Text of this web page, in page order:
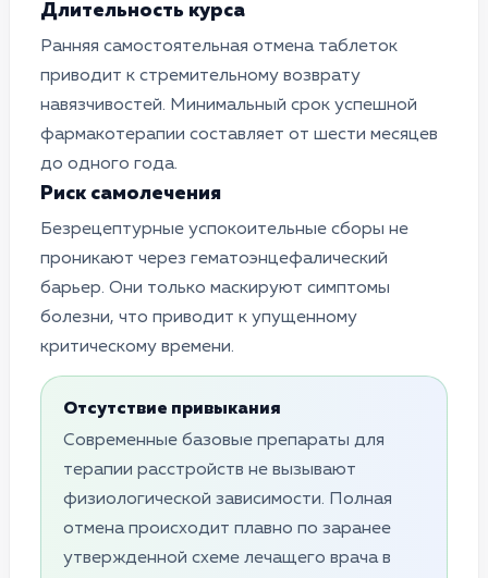
Длительность курса
Ранняя самостоятельная отмена таблеток
приводит к стремительному возврату
навязчивостей. Минимальный срок успешной
фармакотерапии составляет от шести месяцев
до одного года.
Риск самолечения
Безрецептурные успокоительные сборы не
проникают через гематоэнцефалический
барьер. Они только маскируют симптомы
болезни, что приводит к упущенному
критическому времени.
Отсутствие привыкания
Современные базовые препараты для
терапии расстройств не вызывают
физиологической зависимости. Полная
отмена происходит плавно по заранее
утвержденной схеме лечащего врача в